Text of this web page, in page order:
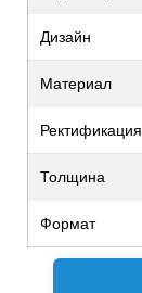
Дизайн
Материал
Ректификация
Толщина
Формат